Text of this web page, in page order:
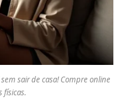
sair de casa! Compre online
físicas.